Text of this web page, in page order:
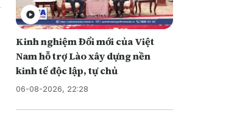
Kinh nghiệm Đổi mới của Việt
Nam hỗ trợ Lào xây dựng nền
kinh tế độc lập, tự chủ
06-08-2026, 22:28